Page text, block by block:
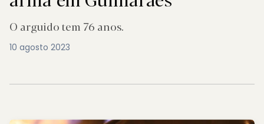
O arguido tem 76 anos.
10 agosto 2023